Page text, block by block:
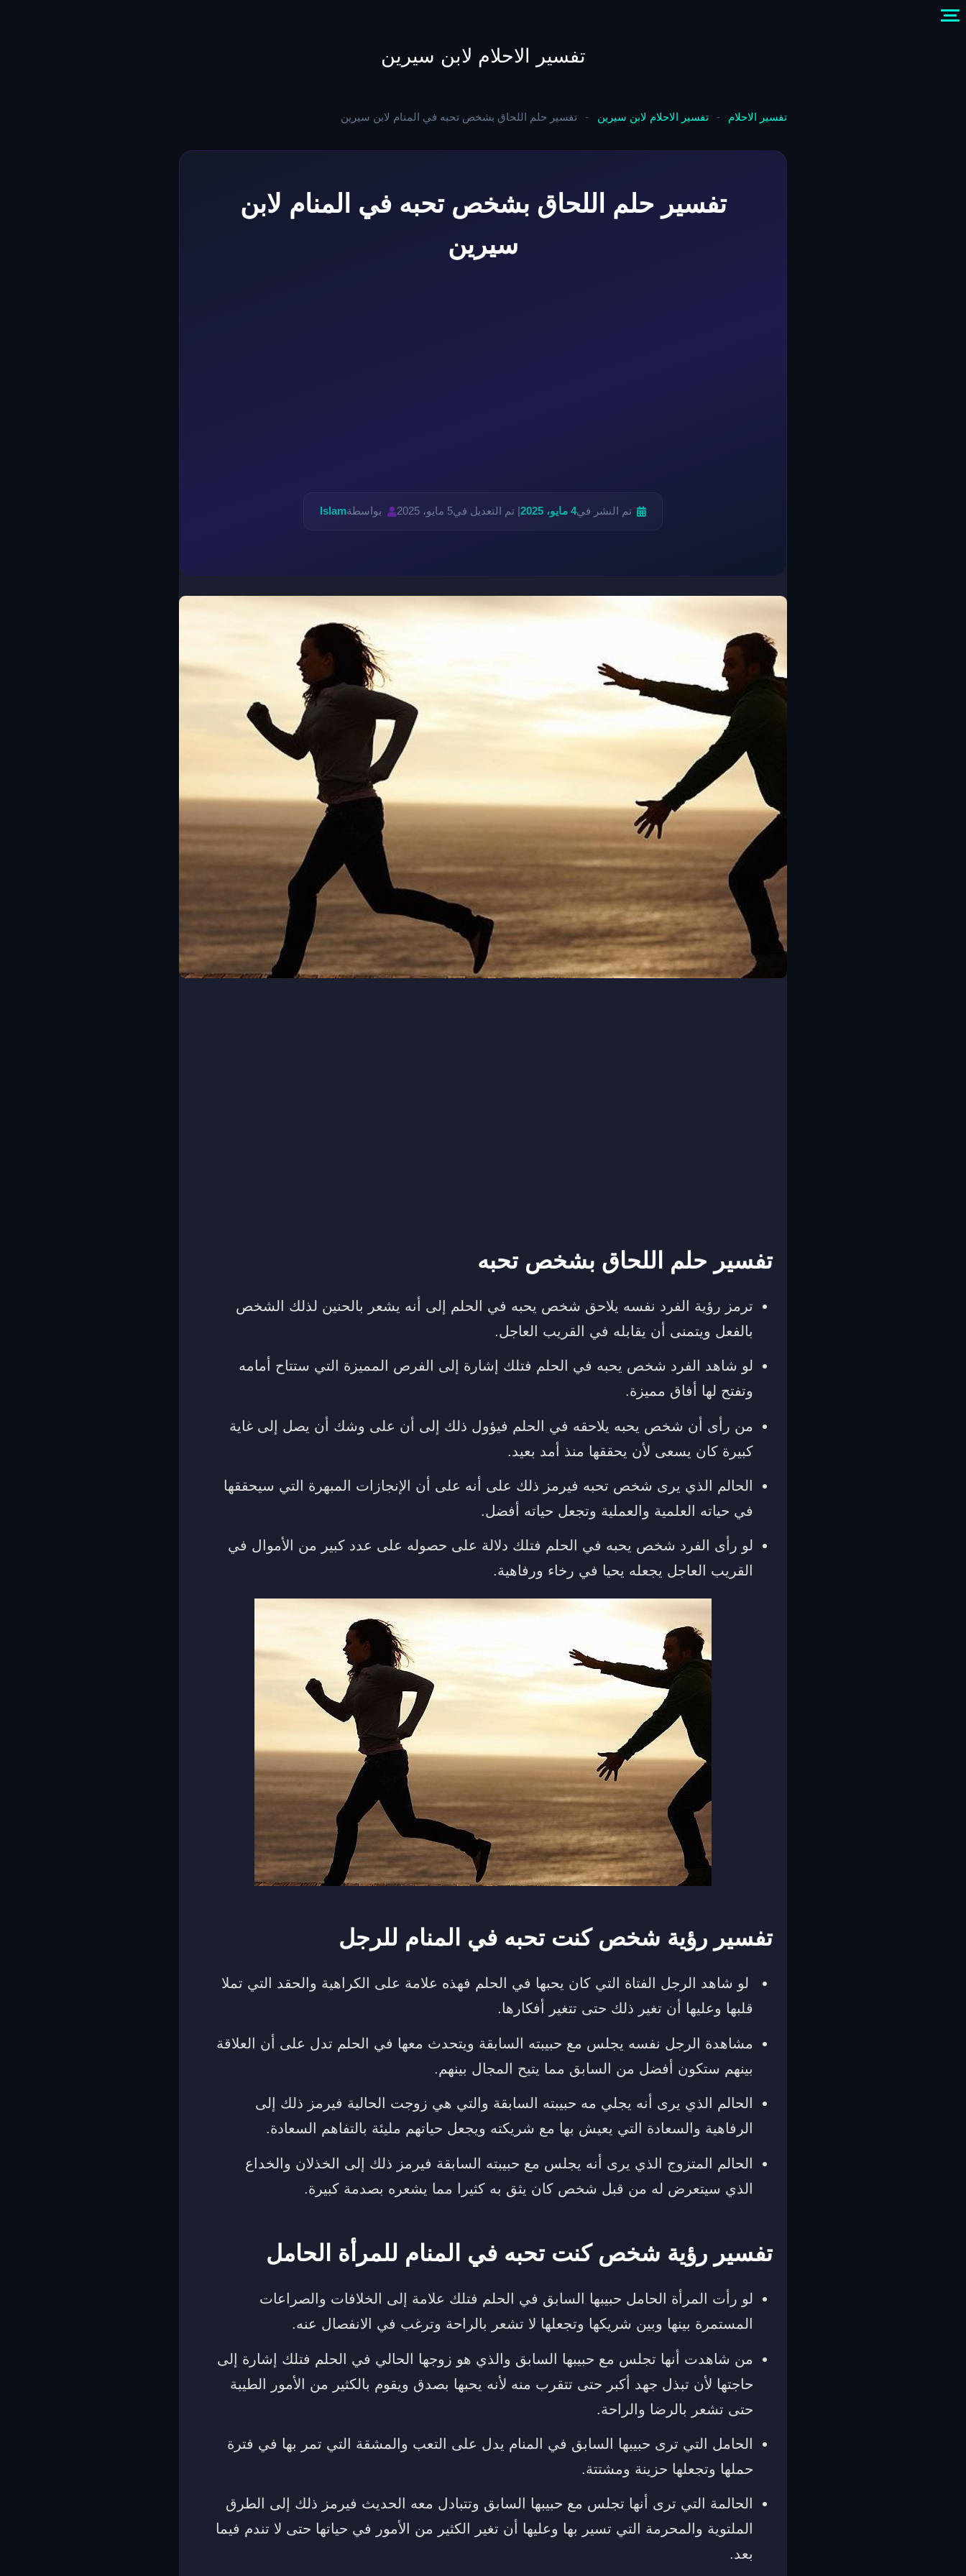
تفسير الاحلام لابن سيرين
تفسير الاحلام - تفسير الاحلام لابن سيرين - تفسير حلم اللحاق بشخص تحبه في المنام لابن سيرين
تفسير حلم اللحاق بشخص تحبه في المنام لابن
سيرين
تم النشر في4 مايو، 2025 | تم التعديل في5 مايو، 2025 بواسطةIslam
تفسير حلم اللحاق بشخص تحبه
ترمز رؤية الفرد نفسه يلاحق شخص يحبه في الحلم إلى أنه يشعر بالحنين لذلك الشخص
بالفعل ويتمنى أن يقابله في القريب العاجل.
لو شاهد الفرد شخص يحبه في الحلم فتلك إشارة إلى الفرص المميزة التي ستتاح أمامه
وتفتح لها أفاق مميزة.
من رأى أن شخص يحبه يلاحقه في الحلم فيؤول ذلك إلى أن على وشك أن يصل إلى غاية
كبيرة كان يسعى لأن يحققها منذ أمد بعيد.
الحالم الذي يرى شخص تحبه فيرمز ذلك على أنه على أن الإنجازات المبهرة التي سيحققها
في حياته العلمية والعملية وتجعل حياته أفضل.
لو رأى الفرد شخص يحبه في الحلم فتلك دلالة على حصوله على عدد كبير من الأموال في
القريب العاجل يجعله يحيا في رخاء ورفاهية.
تفسير رؤية شخص كنت تحبه في المنام للرجل
لو شاهد الرجل الفتاة التي كان يحبها في الحلم فهذه علامة على الكراهية والحقد التي تملا
قلبها وعليها أن تغير ذلك حتى تتغير أفكارها.
مشاهدة الرجل نفسه يجلس مع حبيبته السابقة ويتحدث معها في الحلم تدل على أن العلاقة
بينهم ستكون أفضل من السابق مما يتيح المجال بينهم.
الحالم الذي يرى أنه يجلي مه حبيبته السابقة والتي هي زوجت الحالية فيرمز ذلك إلى
الرفاهية والسعادة التي يعيش بها مع شريكته ويجعل حياتهم مليئة بالتفاهم السعادة.
الحالم المتزوج الذي يرى أنه يجلس مع حبيبته السابقة فيرمز ذلك إلى الخذلان والخداع
الذي سيتعرض له من قبل شخص كان يثق به كثيرا مما يشعره بصدمة كبيرة.
تفسير رؤية شخص كنت تحبه في المنام للمرأة الحامل
لو رأت المرأة الحامل حبيبها السابق في الحلم فتلك علامة إلى الخلافات والصراعات
المستمرة بينها وبين شريكها وتجعلها لا تشعر بالراحة وترغب في الانفصال عنه.
من شاهدت أنها تجلس مع حبيبها السابق والذي هو زوجها الحالي في الحلم فتلك إشارة إلى
حاجتها لأن تبذل جهد أكبر حتى تتقرب منه لأنه يحبها بصدق ويقوم بالكثير من الأمور الطيبة
حتى تشعر بالرضا والراحة.
الحامل التي ترى حبيبها السابق في المنام يدل على التعب والمشقة التي تمر بها في فترة
حملها وتجعلها حزينة ومشتتة.
الحالمة التي ترى أنها تجلس مع حبيبها السابق وتتبادل معه الحديث فيرمز ذلك إلى الطرق
الملتوية والمحرمة التي تسير بها وعليها أن تغير الكثير من الأمور في حياتها حتى لا تندم فيما
بعد.